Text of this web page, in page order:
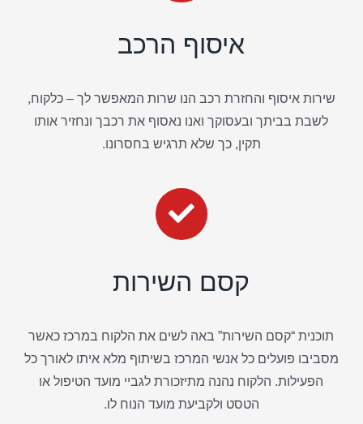
איסוף הרכב
שירות איסוף והחזרת רכב הנו שרות המאפשר לך – כלקוח,
לשבת בביתך ובעסוקך ואנו נאסוף את רכבך ונחזיר אותו
תקין, כך שלא תרגיש בחסרונו.
קסם השירות
תוכנית “קסם השירות” באה לשים את הלקוח במרכז כאשר
מסביבו פועלים כל אנשי המרכז בשיתוף מלא איתו לאורך כל
הפעילות. הלקוח נהנה מתיזכורת לגביי מועד הטיפול או
הטסט ולקביעת מועד הנוח לו.